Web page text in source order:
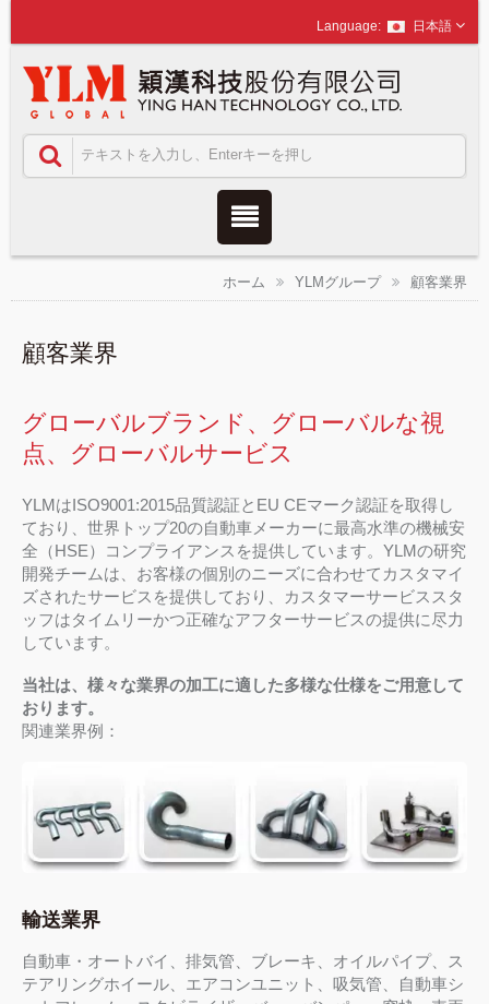
日本語
ホーム YLMグループ 顧客業界
顧客業界
グローバルブランド、グローバルな視
点、グローバルサービス
YLMはISO9001:2015品質認証とEU CEマーク認証を取得し
ており、世界トップ20の自動車メーカーに最高水準の機械安
全（HSE）コンプライアンスを提供しています。YLMの研究
開発チームは、お客様の個別のニーズに合わせてカスタマイ
ズされたサービスを提供しており、カスタマーサービススタ
ッフはタイムリーかつ正確なアフターサービスの提供に尽力
しています。
当社は、様々な業界の加工に適した多様な仕様をご用意して
おります。
関連業界例：
輸送業界
自動車・オートバイ、排気管、ブレーキ、オイルパイプ、ス
テアリングホイール、エアコンユニット、吸気管、自動車シ